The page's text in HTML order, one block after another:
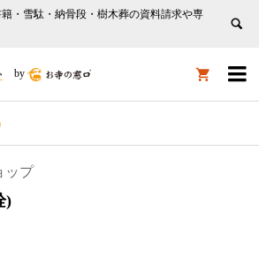
・雪駄・納骨段・樹木葬の資料請求や専

by 
ップ
)